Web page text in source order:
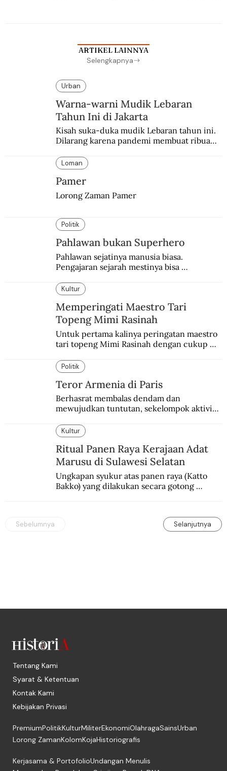
ARTIKEL LAINNYA
Selengkapnya
Urban
Warna-warni Mudik Lebaran
Tahun Ini di Jakarta
Kisah suka-duka mudik Lebaran tahun ini.
Dilarang karena pandemi membuat ribuan
kampung lebih awal.
Loman
Pamer
Lorong Zaman Pamer
Politik
Pahlawan bukan Superhero
Pahlawan sejatinya manusia biasa.
Pengajaran sejarah mestinya bisa
Kultur
Memperingati Maestro Tari
Topeng Mimi Rasinah
Untuk pertama kalinya peringatan maestro
tari topeng Mimi Rasinah dengan cukup
internasional.
Politik
Teror Armenia di Paris
Berhasrat membalas dendam dan
mewujudkan tuntutan, sekelompok aktivis
Paris.
Kultur
Ritual Panen Raya Kerajaan Adat
Marusu di Sulawesi Selatan
Ungkapan syukur atas panen raya (Katto
Bakko) yang dilakukan secara gotong
Sebelumnya Selanjutnya
Tentang Kami
Syarat & Ketentuan
Kontak Kami
Kebijakan Privasi
PremiumPolitikKulturMiliterEkonomiOlahragaSainsUrban
Lorong ZamanKolomKojaHistoriografis
Kerjasama & PortofolioUndangan Menulis